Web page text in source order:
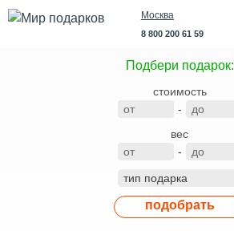
Москва
8 800 200 61 59
Подбери подарок:
стоимость
-
вес
-
подобрать